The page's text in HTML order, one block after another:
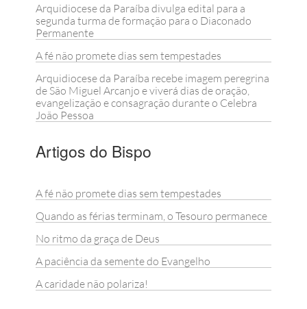
Arquidiocese da Paraíba divulga edital para a
segunda turma de formação para o Diaconado
Permanente
A fé não promete dias sem tempestades
Arquidiocese da Paraíba recebe imagem peregrina
de São Miguel Arcanjo e viverá dias de oração,
evangelização e consagração durante o Celebra
João Pessoa
Artigos do Bispo
A fé não promete dias sem tempestades
Quando as férias terminam, o Tesouro permanece
No ritmo da graça de Deus
A paciência da semente do Evangelho
A caridade não polariza!